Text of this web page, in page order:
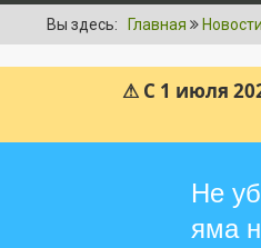
Вы здесь: Главная Новости
⚠ С 1 июля
Не
яма